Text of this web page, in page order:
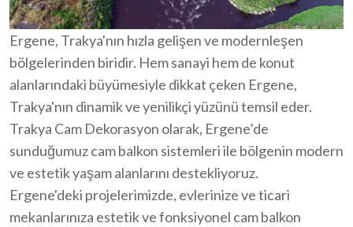
Ergene, Trakya'nın hızla gelişen ve modernleşen
bölgelerinden biridir. Hem sanayi hem de konut
alanlarındaki büyümesiyle dikkat çeken Ergene,
Trakya'nın dinamik ve yenilikçi yüzünü temsil eder.
Trakya Cam Dekorasyon olarak, Ergene’de
sunduğumuz cam balkon sistemleri ile bölgenin modern
ve estetik yaşam alanlarını destekliyoruz.
Ergene'deki projelerimizde, evlerinize ve ticari
mekanlarınıza estetik ve fonksiyonel cam balkon